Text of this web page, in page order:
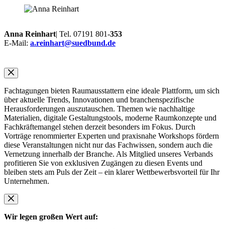
Anna Reinhart| Tel. 07191 801-353
E-Mail: a.reinhart@suedbund.de
Fachtagungen bieten Raumausstattern eine ideale Plattform, um sich
über aktuelle Trends, Innovationen und branchenspezifische
Herausforderungen auszutauschen. Themen wie nachhaltige
Materialien, digitale Gestaltungstools, moderne Raumkonzepte und
Fachkräftemangel stehen derzeit besonders im Fokus. Durch
Vorträge renommierter Experten und praxisnahe Workshops fördern
diese Veranstaltungen nicht nur das Fachwissen, sondern auch die
Vernetzung innerhalb der Branche. Als Mitglied unseres Verbands
profitieren Sie von exklusiven Zugängen zu diesen Events und
bleiben stets am Puls der Zeit – ein klarer Wettbewerbsvorteil für Ihr
Unternehmen.
Wir legen großen Wert auf: